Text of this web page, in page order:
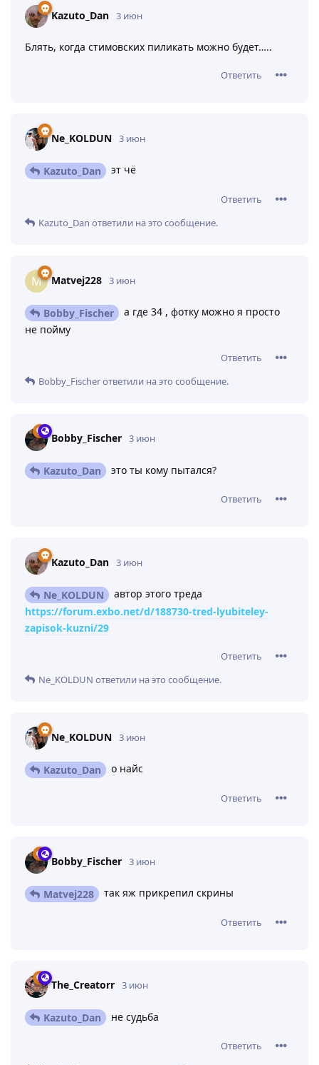
Kazuto_Dan 3 июн
Блять, когда стимовских пиликать можно будет…..
Ответить
Ne_KOLDUN 3 июн
Kazuto_Dan эт чё
Ответить
Kazuto_Dan ответили на это сообщение.
M Matvej228 3 июн
Bobby_Fischer
а где 34 , фотку можно я просто
не пойму
Ответить
Bobby_Fischerответили на это сообщение.
Bobby_Fischer 3 июн
Kazuto_Dan это ты кому пытался?
Ответить
Kazuto_Dan 3 июн
Ne_KOLDUN
автор этого треда
https://forum.exbo.net/d/188730-tred-lyubiteley-
zapisok-kuzni/29
Ответить
Ne_KOLDUN ответили на это сообщение.
Ne_KOLDUN 3 июн
Kazuto_Dan о найс
Ответить
Bobby_Fischer 3 июн
Matvej228 так яж прикрепил скрины
Ответить
The_Creatorr 3 июн
Kazuto_Dan не судьба
Ответить